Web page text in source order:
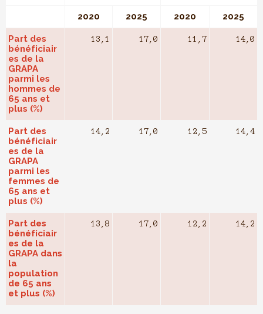
2020 2025 2020 2025
Part des
bénéficiair
es de la
GRAPA
parmi les
hommes de
65 ans et
plus (%)
13,1 17,0 11,7 14,0
Part des
bénéficiair
es de la
GRAPA
parmi les
femmes de
65 ans et
plus (%)
14,2 17,0 12,5 14,4
Part des
bénéficiair
es de la
GRAPA dans
la
population
de 65 ans
et plus (%)
13,8 17,0 12,2 14,2